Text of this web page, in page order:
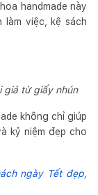
handmade này
việc, kệ sách
giả từ giấy nhún
không chỉ giúp
kỷ niệm đẹp cho
ngày Tết đẹp,